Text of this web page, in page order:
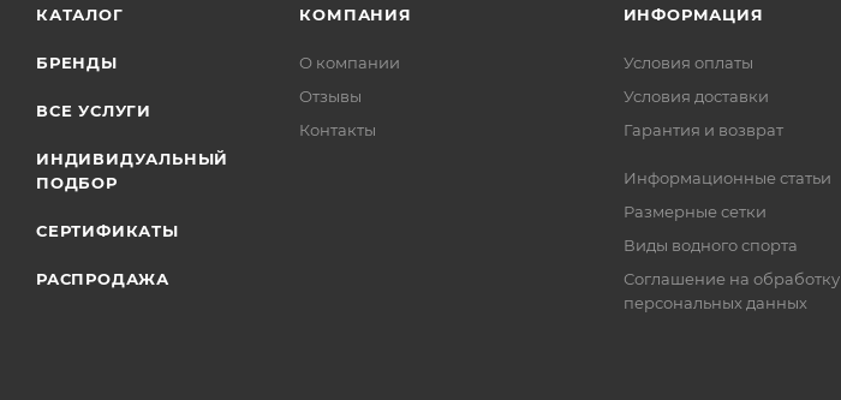
КАТАЛОГ
БРЕНДЫ
ВСЕ УСЛУГИ
ИНДИВИДУАЛЬНЫЙ
ПОДБОР
СЕРТИФИКАТЫ
РАСПРОДАЖА
КОМПАНИЯ
О компании
Отзывы
Контакты
ИНФОРМАЦИЯ
Условия оплаты
Условия доставки
Гарантия и возврат
Информационные статьи
Размерные сетки
Виды водного спорта
Соглашение на обработку
персональных данных